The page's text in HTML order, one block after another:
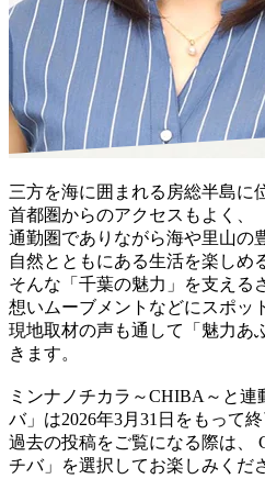
三方を海に囲まれる房総半島に
首都圏からのアクセスもよく、
通勤圏でありながら海や里山の
自然とともにある生活を楽しめ
そんな「千葉の魅力」を支える
想いムーブメントなどにスポッ
現地取材の声も通して「魅力あ
きます。
ミンナノチカラ～CHIBA～と
バ」は2026年3月31日をもって
過去の投稿をご覧になる際は、
チバ」を選択してお楽しみくだ